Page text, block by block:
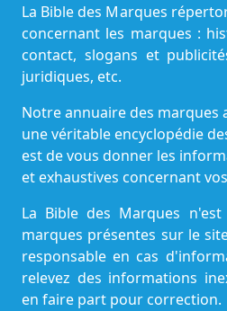
La Bible des Marques
concernant les marques :
contact, slogans et
juridiques, etc.
Notre annuaire des marques
une véritable encyclopédie
est de vous donner les
et exhaustives concernant
La Bible des Marques
marques présentes sur le
responsable en cas
relevez des informations
en faire part pour correction.